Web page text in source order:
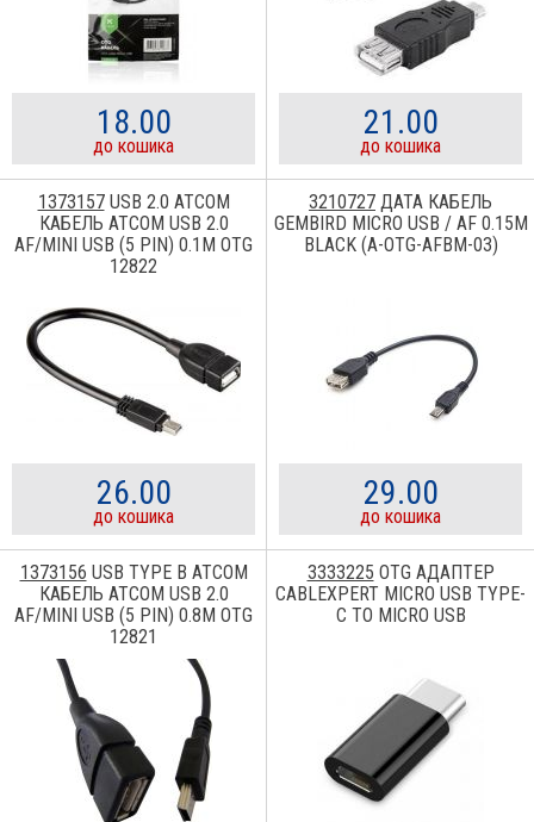
18.00
до кошика
21.00
до кошика
1373157USB 2.0 ATCOM
КАБЕЛЬ ATCOM USB 2.0
AF/MINI USB (5 PIN) 0.1M OTG
12822
26.00
до кошика
3210727 ДАТА КАБЕЛЬ
GEMBIRD MICRO USB / AF 0.15M
BLACK (A-OTG-AFBM-03)
29.00
до кошика
1373156 USB TYPE В ATCOM
КАБЕЛЬ ATCOM USB 2.0
AF/MINI USB (5 PIN) 0.8M OTG
12821
3333225 OTG АДАПТЕР
CABLEXPERT MICRO USB TYPE-
C TO MICRO USB